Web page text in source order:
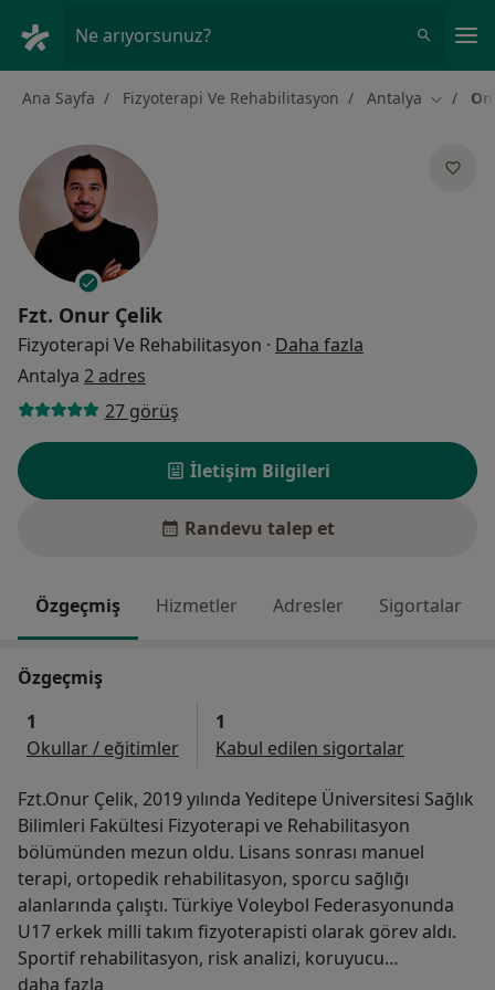
Ne arıyorsunuz?
Ana Sayfa Fizyoterapi Ve Rehabilitasyon Antalya Şehir
Fzt. Onur Çelik
Fizyoterapi Ve Rehabilitasyon · Daha fazla
Antalya 2 adres
27 görüş
İletişim Bilgileri
Randevu talep et
Özgeçmiş Hizmetler Adresler Sigortalar
Özgeçmiş
1
Okullar / eğitimler
1
Kabul edilen sigortalar
Fzt.Onur Çelik, 2019 yılında Yeditepe Üniversitesi Sağlık
Bilimleri Fakültesi Fizyoterapi ve Rehabilitasyon
bölümünden mezun oldu. Lisans sonrası manuel
terapi, ortopedik rehabilitasyon, sporcu sağlığı
alanlarında çalıştı. Türkiye Voleybol Federasyonunda
U17 erkek milli takım fizyoterapisti olarak görev aldı.
Sportif rehabilitasyon, risk analizi, koruyucu
rehabilitasyon alanında birçok sporcu ile çalışmasının
daha fazla